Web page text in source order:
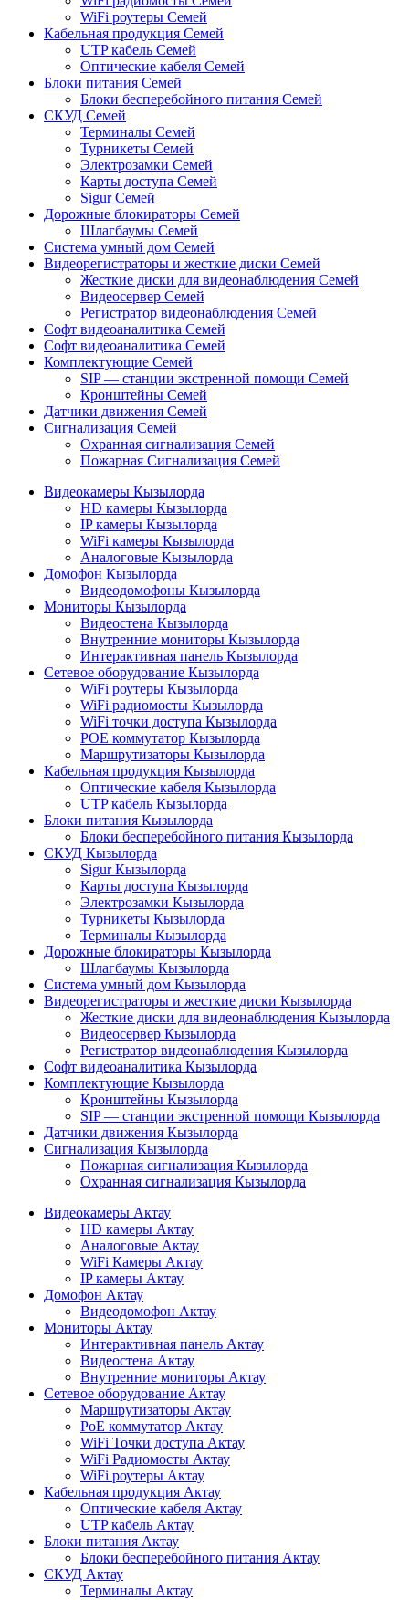
WiFi роутеры Семей
Кабельная продукция Семей
UTP кабель Семей
Оптические кабеля Семей
Блоки питания Семей
Блоки бесперебойного питания Семей
СКУД Семей
Терминалы Семей
Турникеты Семей
Электрозамки Семей
Карты доступа Семей
Sigur Семей
Дорожные блокираторы Семей
Шлагбаумы Семей
Система умный дом Семей
Видеорегистраторы и жесткие диски Семей
Жесткие диски для видеонаблюдения Семей
Видеосервер Семей
Регистратор видеонаблюдения Семей
Софт видеоаналитика Семей
Софт видеоаналитика Семей
Комплектующие Семей
SIP — станции экстренной помощи Семей
Кронштейны Семей
Датчики движения Семей
Сигнализация Семей
Охранная сигнализация Семей
Пожарная Сигнализация Семей
Видеокамеры Кызылорда
HD камеры Кызылорда
IP камеры Кызылорда
WiFi камеры Кызылорда
Аналоговые Кызылорда
Домофон Кызылорда
Видеодомофоны Кызылорда
Мониторы Кызылорда
Видеостена Кызылорда
Внутренние мониторы Кызылорда
Интерактивная панель Кызылорда
Сетевое оборудование Кызылорда
WiFi роутеры Кызылорда
WiFi радиомосты Кызылорда
WiFi точки доступа Кызылорда
POE коммутатор Кызылорда
Маршрутизаторы Кызылорда
Кабельная продукция Кызылорда
Оптические кабеля Кызылорда
UTP кабель Кызылорда
Блоки питания Кызылорда
Блоки бесперебойного питания Кызылорда
СКУД Кызылорда
Sigur Кызылорда
Карты доступа Кызылорда
Электрозамки Кызылорда
Турникеты Кызылорда
Терминалы Кызылорда
Дорожные блокираторы Кызылорда
Шлагбаумы Кызылорда
Система умный дом Кызылорда
Видеорегистраторы и жесткие диски Кызылорда
Жесткие диски для видеонаблюдения Кызылорда
Видеосервер Кызылорда
Регистратор видеонаблюдения Кызылорда
Софт видеоаналитика Кызылорда
Комплектующие Кызылорда
Кронштейны Кызылорда
SIP — станции экстренной помощи Кызылорда
Датчики движения Кызылорда
Сигнализация Кызылорда
Пожарная сигнализация Кызылорда
Охранная сигнализация Кызылорда
Видеокамеры Актау
HD камеры Актау
Аналоговые Актау
WiFi Камеры Актау
IP камеры Актау
Домофон Актау
Видеодомофон Актау
Мониторы Актау
Интерактивная панель Актау
Видеостена Актау
Внутренние мониторы Актау
Сетевое оборудование Актау
Маршрутизаторы Актау
PoE коммутатор Актау
WiFi Точки доступа Актау
WiFi Радиомосты Актау
WiFi роутеры Актау
Кабельная продукция Актау
Оптические кабеля Актау
UTP кабель Актау
Блоки питания Актау
Блоки бесперебойного питания Актау
СКУД Актау
Терминалы Актау